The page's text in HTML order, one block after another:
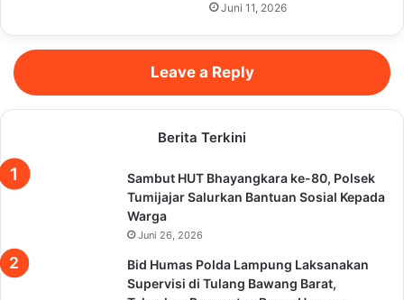
Juni 11, 2026
Leave a Reply
Berita Terkini
Sambut HUT Bhayangkara ke-80, Polsek
Tumijajar Salurkan Bantuan Sosial Kepada
Warga
Juni 26, 2026
Bid Humas Polda Lampung Laksanakan
Supervisi di Tulang Bawang Barat,